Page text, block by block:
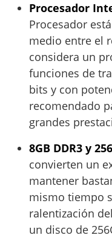
Procesador
Procesador
medio entre el
considera un
funciones de
bits y con
recomendado
grandes
8GB DDR3 y
convierten un
mantener
mismo tiempo
ralentización
un disco de